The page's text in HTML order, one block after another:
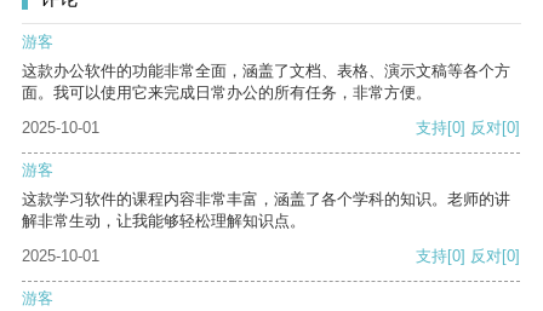
游客
这款办公软件的功能非常全面，涵盖了文档、表格、演示文稿等各个方
面。我可以使用它来完成日常办公的所有任务，非常方便。
2025-10-01
支持[0] 反对[0]
游客
这款学习软件的课程内容非常丰富，涵盖了各个学科的知识。老师的讲
解非常生动，让我能够轻松理解知识点。
2025-10-01
支持[0] 反对[0]
游客